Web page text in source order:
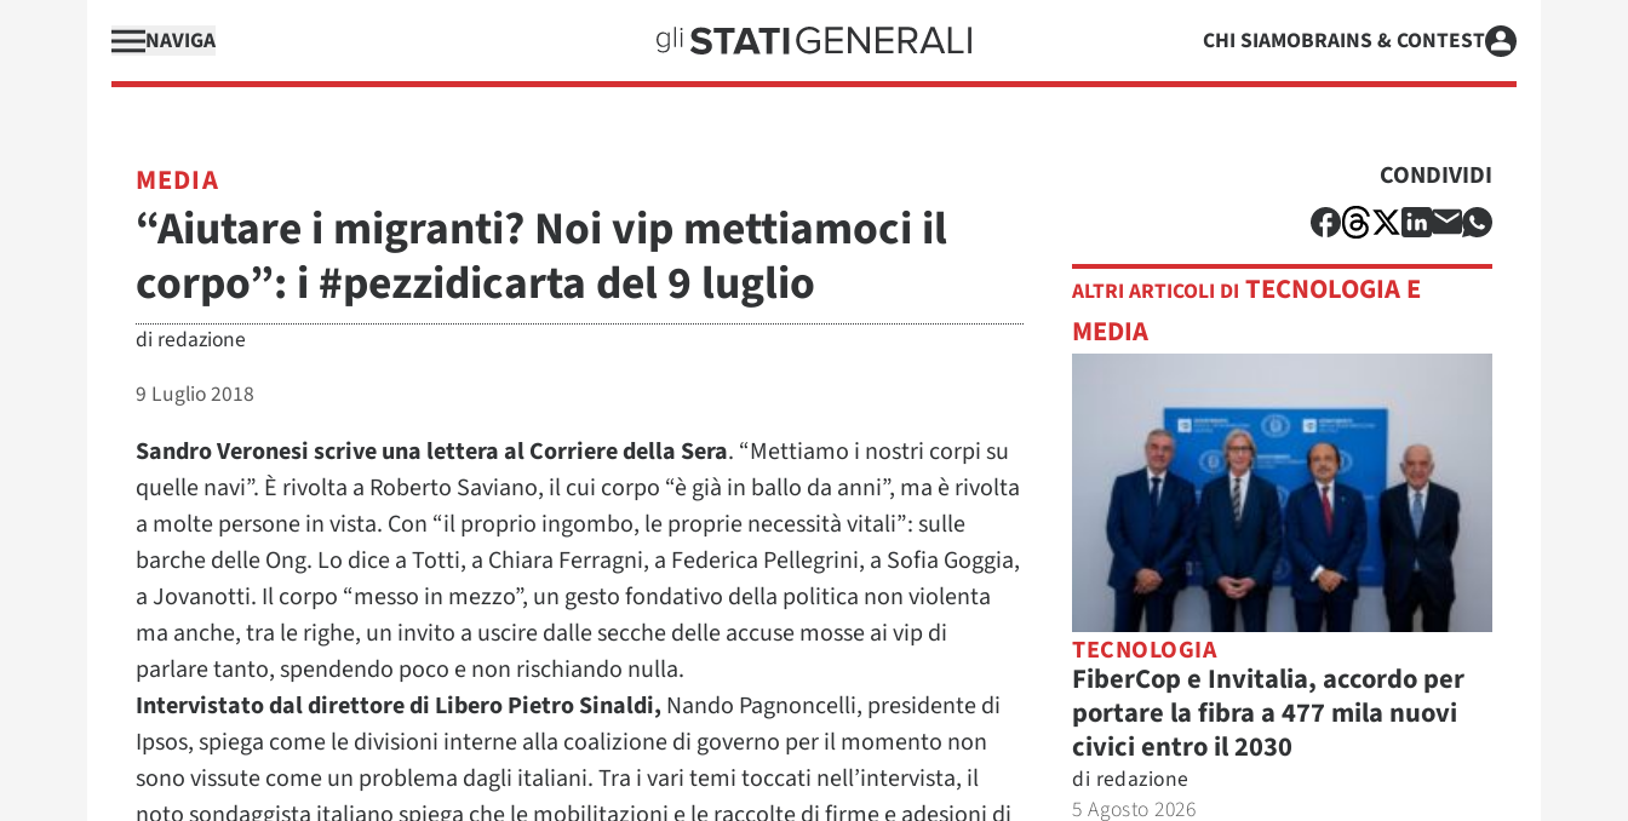
NAVIGA CHI SIAMOBRAINS & CONTEST
MEDIA
“Aiutare i migranti? Noi vip mettiamoci il
corpo”: i #pezzidicarta del 9 luglio
di redazione
9 Luglio 2018
Sandro Veronesi scrive una lettera al Corriere della Sera. “Mettiamo i nostri corpi su
quelle navi”. È rivolta a Roberto Saviano, il cui corpo “è già in ballo da anni”, ma è rivolta
a molte persone in vista. Con “il proprio ingombo, le proprie necessità vitali”: sulle
barche delle Ong. Lo dice a Totti, a Chiara Ferragni, a Federica Pellegrini, a Sofia Goggia,
a Jovanotti. Il corpo “messo in mezzo”, un gesto fondativo della politica non violenta
ma anche, tra le righe, un invito a uscire dalle secche delle accuse mosse ai vip di
parlare tanto, spendendo poco e non rischiando nulla.
Intervistato dal direttore di Libero PietroSinaldi, Nando Pagnoncelli, presidente di
Ipsos, spiega come le divisioni interne alla coalizione di governo per il momento non
sono vissute come un problema dagli italiani. Tra i vari temi toccati nell’intervista, il
CONDIVIDI
ALTRI ARTICOLI DI TECNOLOGIA E
MEDIA
TECNOLOGIA
FiberCop e Invitalia, accordo per
portare la fibra a 477 mila nuovi
civici entro il 2030
di redazione
5 Agosto 2026